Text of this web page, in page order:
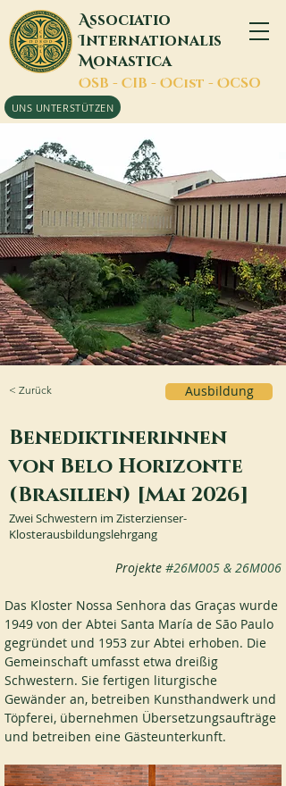
Associatio
Internationalis
Monastica
OSB - CIB - OCist - OCSO
UNS UNTERSTÜTZEN
< Zurück Ausbildung
Benediktinerinnen
von Belo Horizonte
(Brasilien) [Mai 2026]
Zwei Schwestern im Zisterzienser-
Klosterausbildungslehrgang
Projekte #26M005 & 26M006
Das Kloster Nossa Senhora das Graças wurde
1949 von der Abtei Santa María de São Paulo
gegründet und 1953 zur Abtei erhoben. Die
Gemeinschaft umfasst etwa dreißig
Schwestern. Sie fertigen liturgische
Gewänder an, betreiben Kunsthandwerk und
Töpferei, übernehmen Übersetzungsaufträge
und betreiben eine Gästeunterkunft.